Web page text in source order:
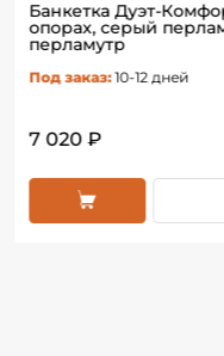
Банкетка Дуэт-
опорах, серый
перламутр
Под заказ: 10-12 дней
7 020 ₽